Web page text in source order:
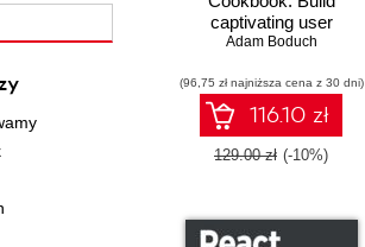
captivating user
experiences using
Adam Boduch
(96,75 zł najniższa cena z 30 dni)
116.10 zł
129.00 zł (-10%)